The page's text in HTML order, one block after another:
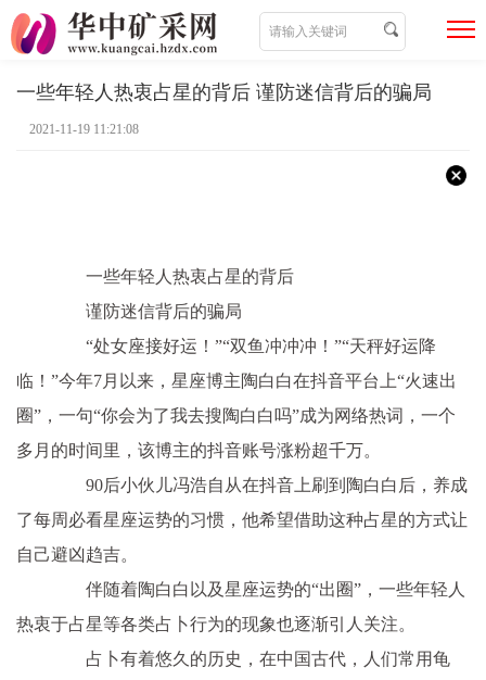
一些年轻人热衷占星的背后 谨防迷信背后的骗局
2021-11-19 11:21:08
一些年轻人热衷占星的背后
谨防迷信背后的骗局
“处女座接好运！”“双鱼冲冲冲！”“天秤好运降
临！”今年7月以来，星座博主陶白白在抖音平台上“火速出
圈”，一句“你会为了我去搜陶白白吗”成为网络热词，一个
多月的时间里，该博主的抖音账号涨粉超千万。
90后小伙儿冯浩自从在抖音上刷到陶白白后，养成
了每周必看星座运势的习惯，他希望借助这种占星的方式让
自己避凶趋吉。
伴随着陶白白以及星座运势的“出圈”，一些年轻人
热衷于占星等各类占卜行为的现象也逐渐引人关注。
占卜有着悠久的历史，在中国古代，人们常用龟